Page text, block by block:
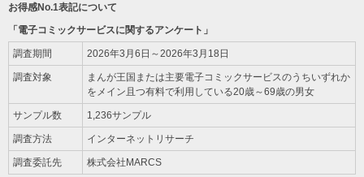
お得感No.1表記について
「電子コミックサービスに関するアンケート」
調査期間 2026年3月6日～2026年3月18日
調査対象
まんが王国または主要電子コミックサービスのうちいずれか
をメイン且つ有料で利用している20歳～69歳の男女
サンプル数 1,236サンプル
調査方法 インターネットリサーチ
調査委託先 株式会社MARCS